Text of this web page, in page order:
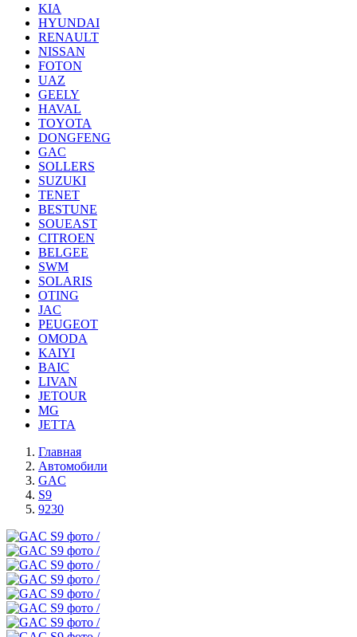
KIA
HYUNDAI
RENAULT
NISSAN
FOTON
UAZ
GEELY
HAVAL
TOYOTA
DONGFENG
GAC
SOLLERS
SUZUKI
TENET
BESTUNE
SOUEAST
CITROEN
BELGEE
SWM
SOLARIS
OTING
JAC
PEUGEOT
OMODA
KAIYI
BAIC
LIVAN
JETOUR
MG
JETTA
Главная
Автомобили
GAC
S9
9230